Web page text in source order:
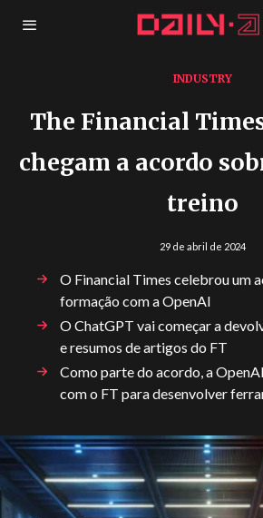
INDUSTRY
The Financial
chegam a acordo
treino
29 de abril de 2024
O Financial Times celebrou um
formação com a OpenAI
O ChatGPT vai começar a
e resumos de artigos do FT
Como parte do acordo, a
com o FT para desenvolver